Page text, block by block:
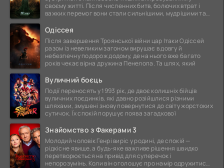
своєму житті. Після численних битв, болючих втрат і
важких перемог вони стали сильнішими, мудрішими та
Одіссея
Після завершення Троянської війни цар Ітаки Одіссей
разом із невеликим загоном вирушає в довгу й
небезпечну подорож додому, де на нього вже багато
років чекає вірна дружина Пенелопа. Та шлях, який
Вуличний боєць
Події переносять у 1993 рік, де двоє колишніх бійців
вуличних поєдинків, які давно розійшлися різними
шляхами, змушені знову повернутися до світу жорстоких
сутичок. Їх спокій порушує поява загадкової
Знайомство з Факерами 3
Молодий чоловік Генрі виріс у родині, де спокій —
рідкісне явище, а будь-яке важливе рішення швидко
перетворюється на привід для суперечок і
непорозумінь. Коли він оголошує про намір одружитися,